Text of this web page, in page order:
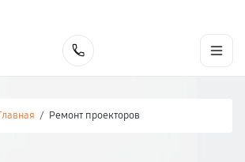
/ Ремонт проекторов